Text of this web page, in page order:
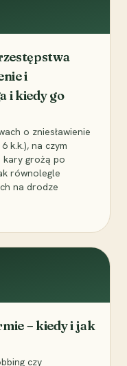
i
i kiedy go
o zniesławienie
k.k.), na czym
kary grożą po
równolegle
na drodze
– kiedy i jak
czy